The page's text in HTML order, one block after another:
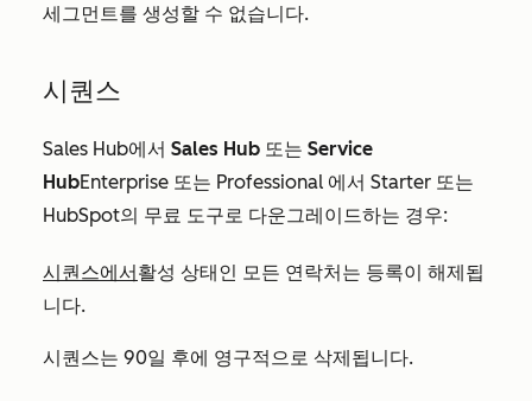
세그먼트를 생성할 수 없습니다.
시퀀스
Sales Hub에서 Sales Hub 또는 Service
HubEnterprise 또는 Professional 에서 Starter 또는
HubSpot의 무료 도구로 다운그레이드하는 경우:
시퀀스에서활성 상태인 모든 연락처는 등록이 해제됩
니다.
시퀀스는 90일 후에 영구적으로 삭제됩니다.